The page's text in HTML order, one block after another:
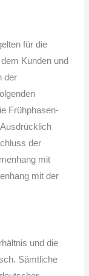
für die
Kunden und
der
Frühphasen-
der
mit
mit der
und die
Sämtliche